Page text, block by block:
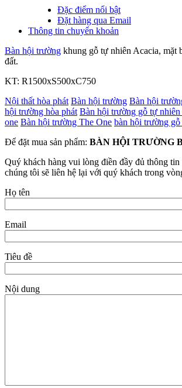
Đặc điểm nổi bật
Đặt hàng qua Email
Thông tin chuyển khoản
Bàn hội trường khung gỗ tự nhiên Acacia, mặt
đất.
KT: R1500xS500xC750
Nội thất hòa phát Bàn hội trường Bàn hội
hội trường hòa phát Bàn hội trường gỗ tự nhiên
one Bàn hội trường The One bàn hội trường
Để đặt mua sản phẩm: BÀN HỘI TRƯỜNG
Quý khách hàng vui lòng điền đầy đủ thông tin
chúng tôi sẽ liên hệ lại với quý khách trong
Họ tên
Email
Tiêu đề
Nội dung